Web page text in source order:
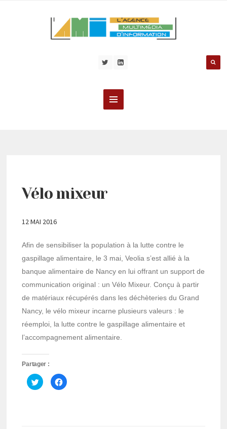
Vélo mixeur
12 MAI 2016
Afin de sensibiliser la population à la lutte contre le
gaspillage alimentaire, le 3 mai, Veolia s’est allié à la
banque alimentaire de Nancy en lui offrant un support de
communication original : un Vélo Mixeur. Conçu à partir
de matériaux récupérés dans les déchèteries du Grand
Nancy, le vélo mixeur incarne plusieurs valeurs : le
réemploi, la lutte contre le gaspillage alimentaire et
l’accompagnement alimentaire.
Partager :
Cliquez
pour
partager
Cliquez
pour